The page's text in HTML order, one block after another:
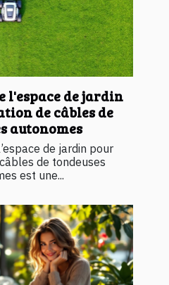
l'espace de jardin
de câbles de
autonomes
de jardin pour
de tondeuses
est une...